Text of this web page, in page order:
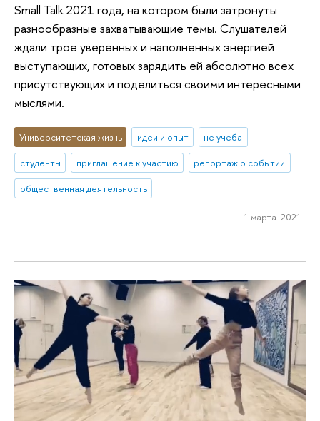
Small Talk 2021 года, на котором были затронуты
разнообразные захватывающие темы. Слушателей
ждали трое уверенных и наполненных энергией
выступающих, готовых зарядить ей абсолютно всех
присутствующих и поделиться своими интересными
мыслями.
Университетская жизнь идеи и опыт
не учеба
студенты
приглашение к участию
репортаж о событии
общественная деятельность
1 марта 2021